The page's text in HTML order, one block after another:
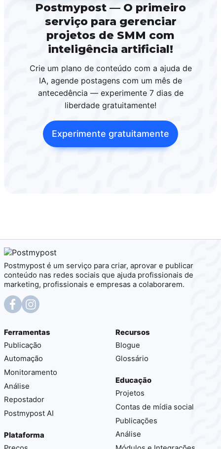
Postmypost — O primeiro
serviço para gerenciar
projetos de SMM com
inteligência artificial!
Crie um plano de conteúdo com a ajuda de
IA, agende postagens com um mês de
antecedência — experimente 7 dias de
liberdade gratuitamente!
Experimente gratuitamente
Postmypost é um serviço para criar, aprovar e publicar
conteúdo nas redes sociais que ajuda profissionais de
marketing, profissionais e empresas a colaborarem.
Ferramentas
Publicação
Automação
Monitoramento
Análise
Repostador
Postmypost AI
Plataforma
Recursos
Blogue
Glossário
Educação
Projetos
Contas de mídia social
Publicações
Análise